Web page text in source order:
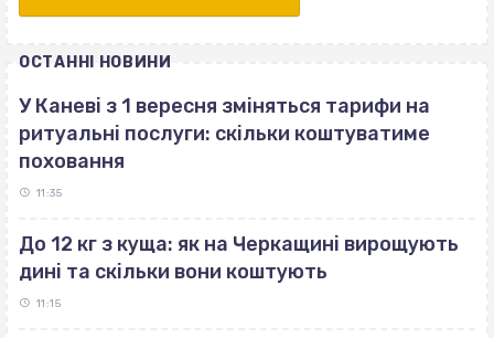
ОСТАННІ НОВИНИ
У Каневі з 1 вересня зміняться тарифи на
ритуальні послуги: скільки коштуватиме
поховання
11:35
До 12 кг з куща: як на Черкащині вирощують
дині та скільки вони коштують
11:15